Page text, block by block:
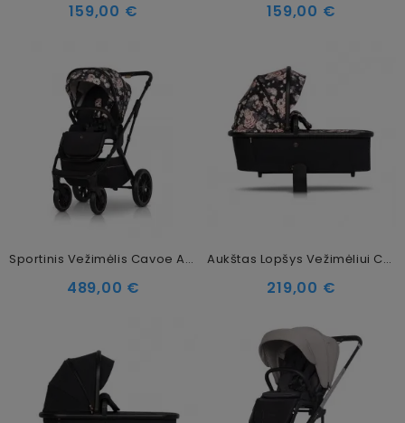
159,00 € 159,00 €
Sportinis Vežimėlis Cavoe Axo Style La Rose
489,00 €
Aukštas Lopšys Vežimėliui Cavoe Axo Style La Rose
219,00 €